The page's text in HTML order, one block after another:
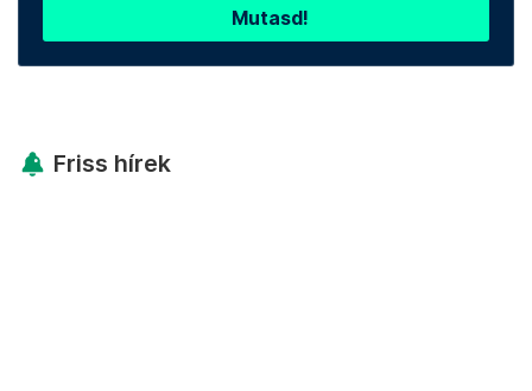
Mutasd!
Friss hírek